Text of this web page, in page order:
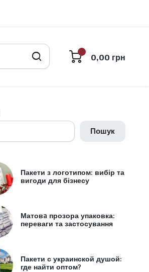
0,00 грн
Пошук
Пакети з логотипом: вибір та
вигоди для бізнесу
Матовa прозора упаковка:
переваги та застосування
Пакети с украинской душой:
где найти оптом?